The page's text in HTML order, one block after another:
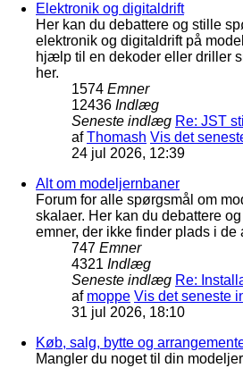
Elektronik og digitaldrift
Her kan du debattere og stille
elektronik og digitaldrift på
hjælp til en dekoder eller driller
her.
1574 Emner
12436 Indlæg
Seneste indlæg Re: JST
afThomash Vis det
24 jul 2026, 12:39
Alt om modeljernbaner
Forum for alle spørgsmål om
skalaer. Her kan du debattere
emner, der ikke finder plads i de
747 Emner
4321 Indlæg
Seneste indlæg Re:
af moppe Vis det seneste
31 jul 2026, 18:10
Køb, salg, bytte og
Mangler du noget til din